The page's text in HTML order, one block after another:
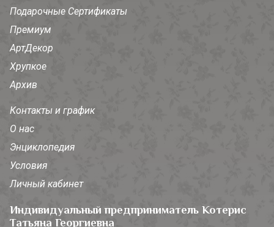
Подарочные Сертификаты
Премиум
АртДекор
Хрупкое
Архив
Контакты и график
О нас
Энциклопедия
Условия
Личный кабинет
Индивидуальный предприниматель Котерис
Татьяна Георгиевна